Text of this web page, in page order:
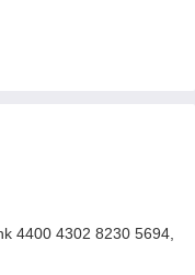
4400 4302 8230 5694,